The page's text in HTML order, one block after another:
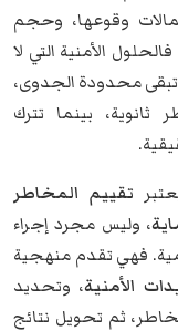
وقوعها، وحجم
الأمنية التي لا
تبقى محدودة الجدوى،
بينما تترك
تقييم المخاطر
، وليس مجرد إجراء
فهي تقدم منهجية
الأمنية، وتحديد
ثم تحويل نتائج